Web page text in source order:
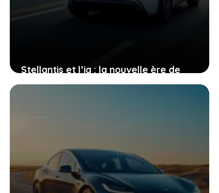
Stellantis et l’ia : la nouvelle ère de
l’automobile est en marche, êtes-vous